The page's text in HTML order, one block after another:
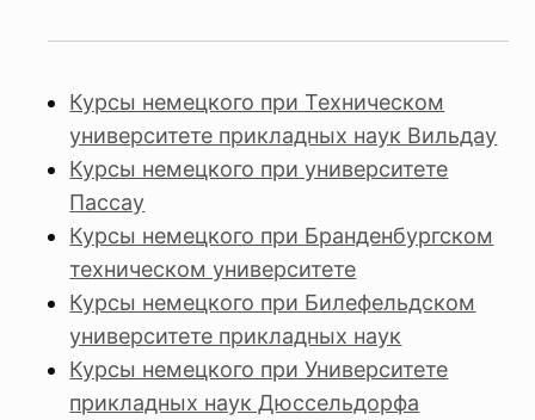
Курсы немецкого при Техническом
университете прикладных наук Вильдау
Курсы немецкого при университете
Пассау
Курсы немецкого при Бранденбургском
техническом университете
Курсы немецкого при Билефельдском
университете прикладных наук
Курсы немецкого при Университете
прикладных наук Дюссельдорфа